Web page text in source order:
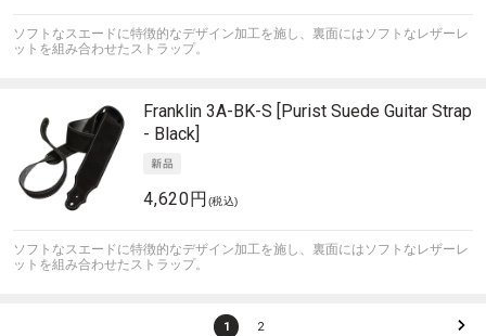
ソフトなスエードに特徴的なデザイン加工を施し、裏面にはソフトなレザーレ
ットを組み合わせたストラップ。
Franklin 3A-BK-S [Purist Suede Guitar Strap
- Black]
4,620円 (税込)
ソフトなスエードに特徴的なデザイン加工を施し、裏面にはソフトなレザーレ
ットを組み合わせたストラップ。
1 2